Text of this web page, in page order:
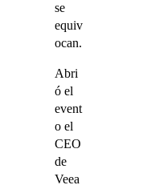
se
equiv
ocan.
Abri
ó el
event
o el
CEO
de
Veea